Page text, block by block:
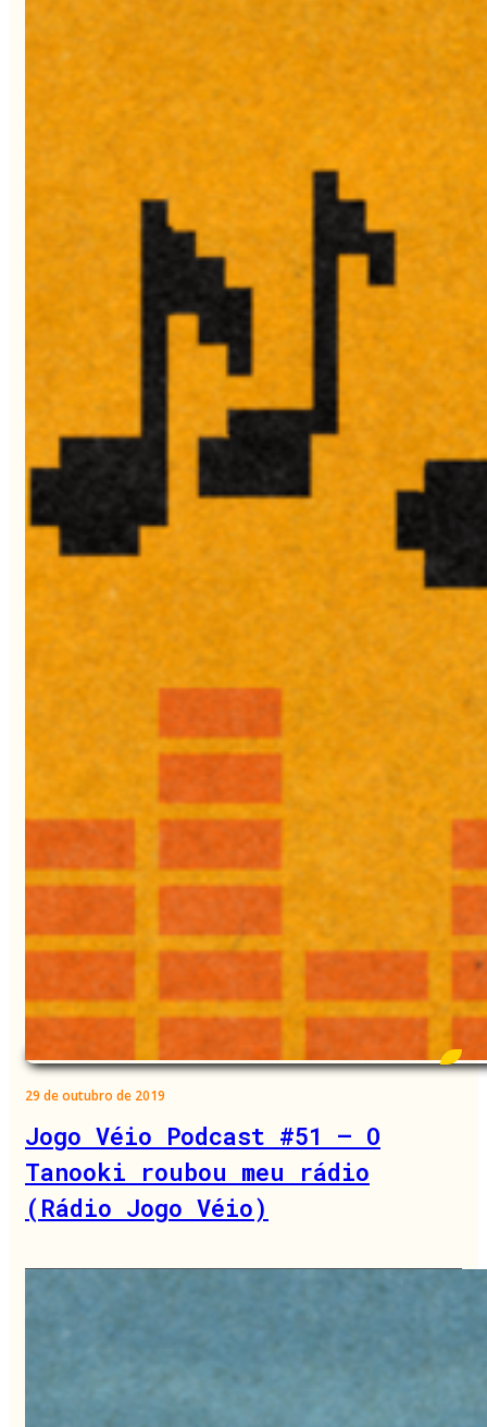
29 de outubro de 2019
Jogo Véio Podcast #51 – O
Tanooki roubou meu rádio
(Rádio Jogo Véio)